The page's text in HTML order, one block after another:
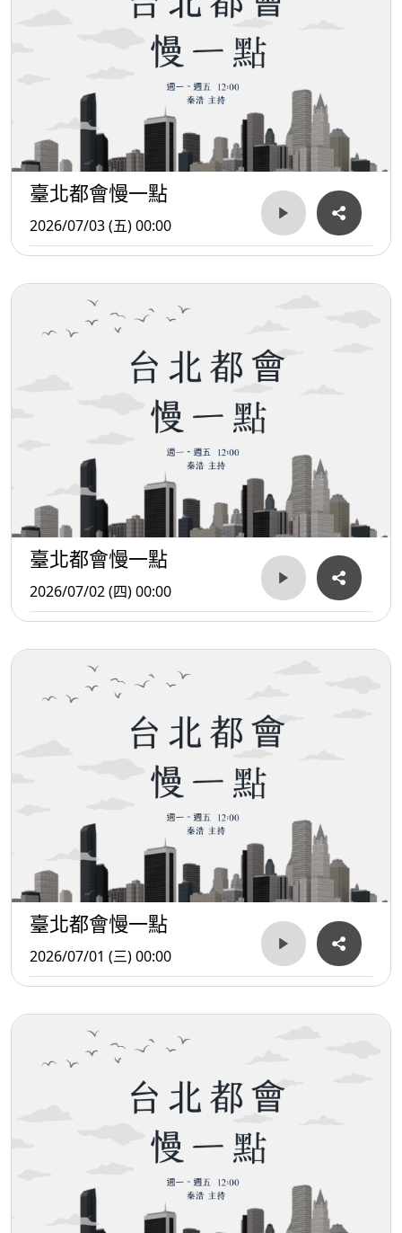
臺北都會慢一點
2026/07/03 (五) 00:00
臺北都會慢一點
2026/07/02 (四) 00:00
臺北都會慢一點
2026/07/01 (三) 00:00